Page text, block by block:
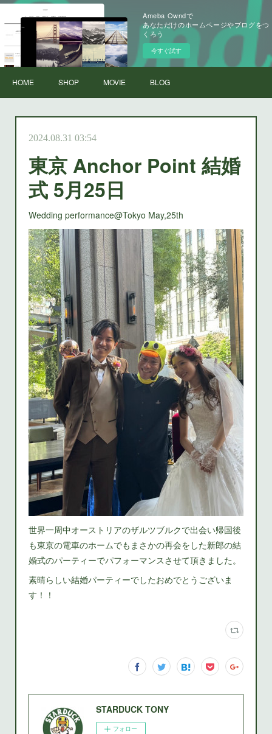
Ameba Owndで
あなただけのホームページやブログをつ
くろう
今すぐ試す
HOME SHOP MOVIE BLOG
2024.08.31 03:54
東京 Anchor Point 結婚
式 5月25日
Wedding performance@Tokyo May,25th
世界一周中オーストリアのザルツブルクで出会い帰国後
も東京の電車のホームでもまさかの再会をした新郎の結
婚式のパーティーでパフォーマンスさせて頂きました。
素晴らしい結婚パーティーでしたおめでとうございま
す！！
STARDUCK TONY
フォロー